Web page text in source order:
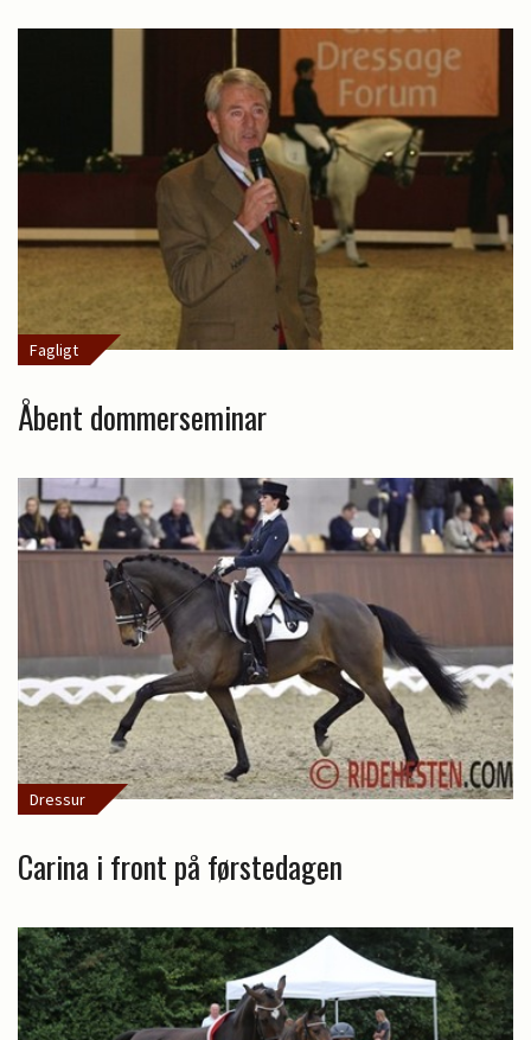
Fagligt
Åbent dommerseminar
Dressur
Carina i front på førstedagen